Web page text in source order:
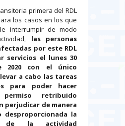
primera del RDL
los casos en los que
interrumpir de modo
las personas
por este RDL
servicios el lunes 30
2020 con el único
a cabo las tareas
para poder hacer
retribuido
perjudicar de manera
desproporcionada la
de la actividad